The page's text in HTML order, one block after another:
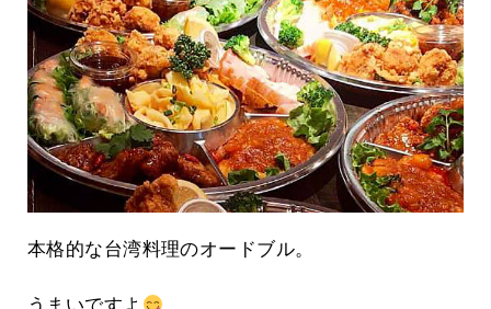
本格的な台湾料理のオードブル。